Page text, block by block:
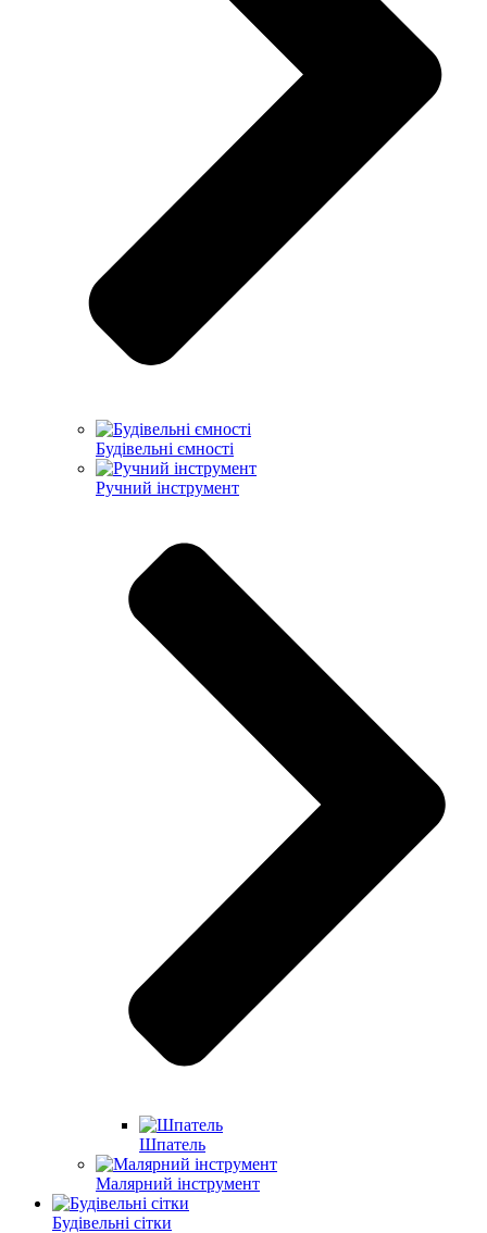
Будівельні ємності
Ручний інструмент
Шпатель
Малярний інструмент
Будівельні сітки